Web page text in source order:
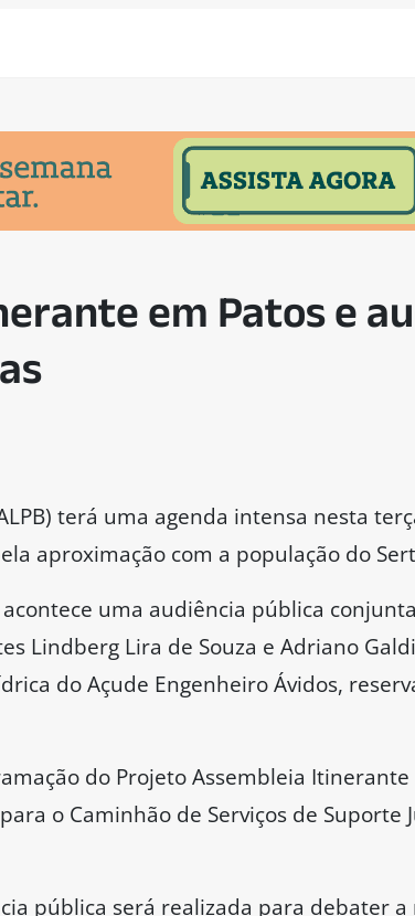
em Patos e
terá uma agenda intensa nesta
aproximação com a população do
uma audiência pública
Lindberg Lira de Souza e Adriano
do Açude Engenheiro Ávidos,
do Projeto Assembleia Itinerante
o Caminhão de Serviços de Suporte
pública será realizada para debater a